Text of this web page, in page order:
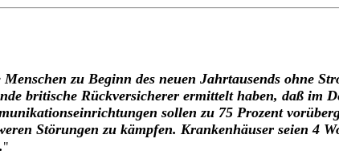
zu Beginn des neuen Jahrtausends ohne
britische Rückversicherer ermittelt haben, daß im
sollen zu 75 Prozent
Störungen zu kämpfen. Krankenhäuser seien 4
"